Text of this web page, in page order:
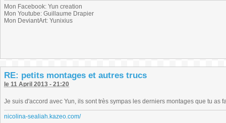
Mon Facebook: Yun creation
Mon Youtube: Guillaume Drapier
Mon DeviantArt: Yunixius
RE: petits montages et autres trucs
le 11 April 2013 - 21:20
Je suis d'accord avec Yun, ils sont très sympas les derniers montages que tu as
nicolina-sealiah.kazeo.com/